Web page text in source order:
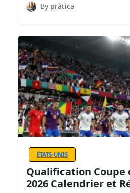
By prática
ÉTATS-UNIS
Qualification Coupe
2026 Calendrier et